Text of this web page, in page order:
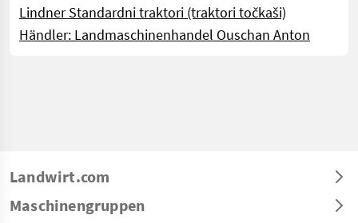
Lindner Standardni traktori (traktori točkaši)
Händler: Landmaschinenhandel Ouschan Anton
Landwirt.com
Maschinengruppen